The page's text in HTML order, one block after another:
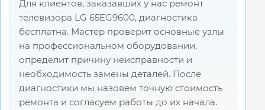
Для клиентов, заказавших у нас ремонт
телевизора LG 65EG9600, диагностика
бесплатна. Мастер проверит основные узлы
на профессиональном оборудовании,
определит причину неисправности и
необходимость замены деталей. После
диагностики мы назовём точную стоимость
ремонта и согласуем работы до их начала.